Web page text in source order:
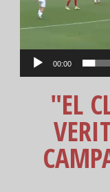
00:00
"EL